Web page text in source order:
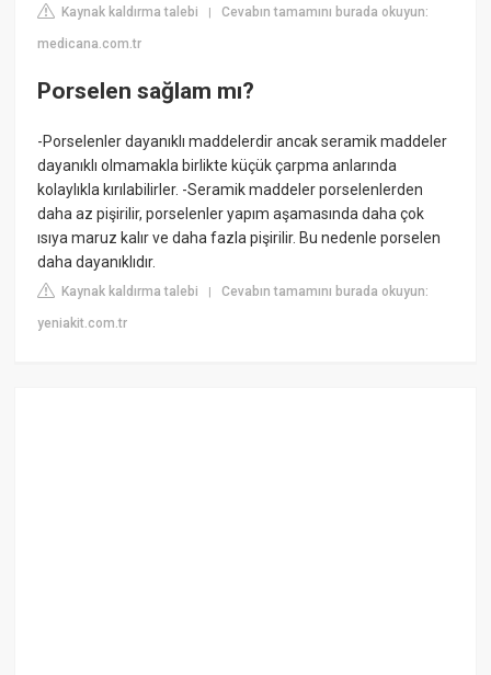
Kaynak kaldırma talebi |Cevabın tamamını burada okuyun:
medicana.com.tr
Porselen sağlam mı?
-Porselenler dayanıklı maddelerdir ancak seramik maddeler
dayanıklı olmamakla birlikte küçük çarpma anlarında
kolaylıkla kırılabilirler. -Seramik maddeler porselenlerden
daha az pişirilir, porselenler yapım aşamasında daha çok
ısıya maruz kalır ve daha fazla pişirilir. Bu nedenle porselen
daha dayanıklıdır.
Kaynak kaldırma talebi |Cevabın tamamını burada okuyun:
yeniakit.com.tr